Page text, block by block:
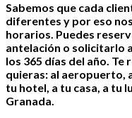
Sabemos que cada
diferentes y por eso
horarios. Puedes
antelación o solicitarlo
los 365 días del año.
quieras: al aeropuerto,
tu hotel, a tu casa, a tu
Granada.